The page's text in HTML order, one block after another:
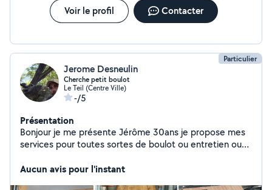
Voir le profil Contacter
Particulier
Jerome Desneulin
Cherche petit boulot
Le Teil (Centre Ville)
-/5
Présentation
Bonjour je me présente Jérôme 30ans je propose mes
services pour toutes sortes de boulot ou entretien ou
Aucun avis pour l'instant